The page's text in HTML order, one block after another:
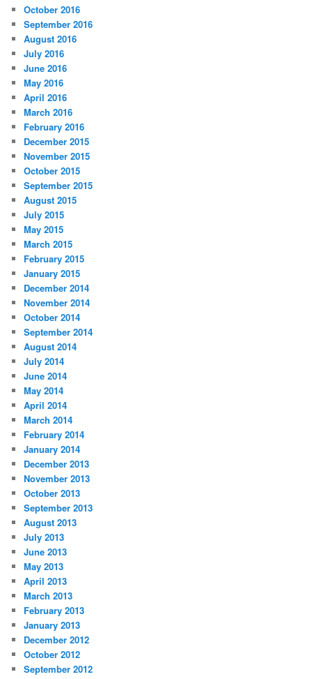
October 2016
September 2016
August 2016
July 2016
June 2016
May 2016
April 2016
March 2016
February 2016
December 2015
November 2015
October 2015
September 2015
August 2015
July 2015
May 2015
March 2015
February 2015
January 2015
December 2014
November 2014
October 2014
September 2014
August 2014
July 2014
June 2014
May 2014
April 2014
March 2014
February 2014
January 2014
December 2013
November 2013
October 2013
September 2013
August 2013
July 2013
June 2013
May 2013
April 2013
March 2013
February 2013
January 2013
December 2012
October 2012
September 2012